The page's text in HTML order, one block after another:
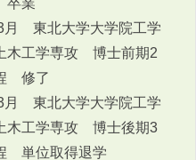
月 東北大学大学院工学
木工学専攻 博士前期2
修了
月 東北大学大学院工学
木工学専攻 博士後期3
単位取得退学